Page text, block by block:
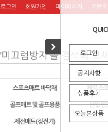
로그인
공지사항
상품후기
오늘본상품
로그인 회원가입 마이페이지 주문
스포츠매트 바닥재
체육 스
골프매트 및 골프용품
산업 안
제전매트(정전기)